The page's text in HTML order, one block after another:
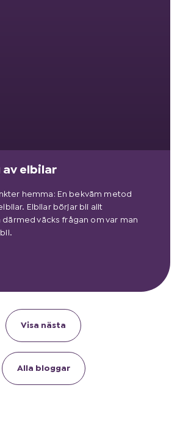
av elbilar
hemma: En bekväm metod
Elbilar börjar bli allt
väcks frågan om var man
Visa nästa
Alla bloggar